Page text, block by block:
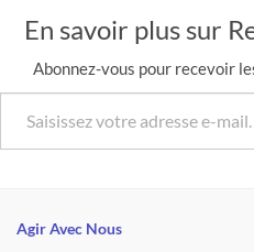
En savoir plus sur
Abonnez-vous pour recevoir
Saisissez votre adresse e-mail…
Agir Avec Nous